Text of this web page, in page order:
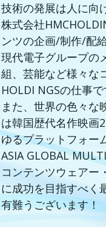
技術の発展は人に向
株式会社
ンツの企画/制作/配
現代電子グループの
組、芸能など様々な
HOLDI NGSの仕事で
また、世界の色々な
は韓国歴代名作映画
ゆるプラットフォー
ASIA GLOBAL
コンテンツウェアー
に成功を目指すべく
有難うございます！